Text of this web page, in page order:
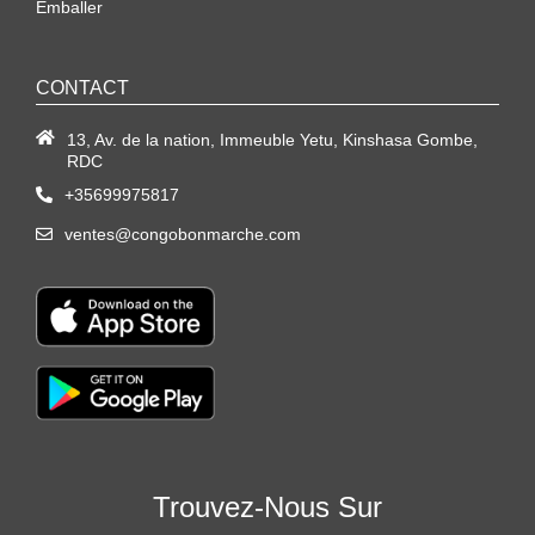
Emballer
CONTACT
13, Av. de la nation, Immeuble Yetu, Kinshasa Gombe,
RDC
+35699975817
ventes@congobonmarche.com
Trouvez-Nous Sur